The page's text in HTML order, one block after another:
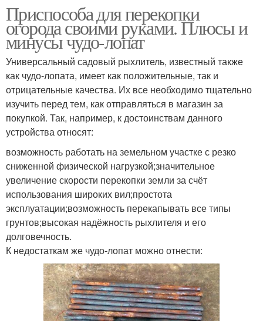
Приспособа для перекопки
огорода своими руками. Плюсы и
минусы чудо-лопат
Универсальный садовый рыхлитель, известный также
как чудо-лопата, имеет как положительные, так и
отрицательные качества. Их все необходимо тщательно
изучить перед тем, как отправляться в магазин за
покупкой. Так, например, к достоинствам данного
устройства относят:
возможность работать на земельном участке с резко
сниженной физической нагрузкой;значительное
увеличение скорости перекопки земли за счёт
использования широких вил;простота
эксплуатации;возможность перекапывать все типы
грунтов;высокая надёжность рыхлителя и его
долговечность.
К недостаткам же чудо-лопат можно отнести: